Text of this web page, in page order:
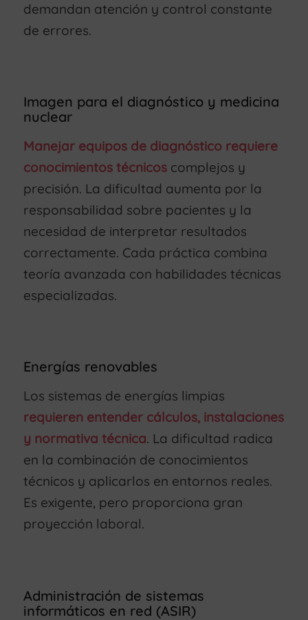
demandan atención y control constante
de errores.
Imagen para el diagnóstico y medicina
nuclear
Manejar equipos de diagnóstico requiere
conocimientos técnicoscomplejos y
precisión. La dificultad aumenta por la
responsabilidad sobre pacientes y la
necesidad de interpretar resultados
correctamente. Cada práctica combina
teoría avanzada con habilidades técnicas
especializadas.
Energías renovables
Los sistemas de energías limpias
requieren entender cálculos, instalaciones
y normativa técnica. La dificultad radica
en la combinación de conocimientos
técnicos y aplicarlos en entornos reales.
Es exigente, pero proporciona gran
proyección laboral.
Administración de sistemas
informáticos en red (ASIR)